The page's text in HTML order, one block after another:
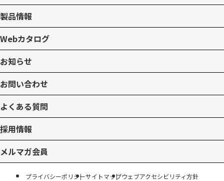
製品情報
Webカタログ
お知らせ
お問い合わせ
よくある質問
採用情報
メルマガ会員
プライバシーポリシーサイトマップウェブアクセシビリティ方針